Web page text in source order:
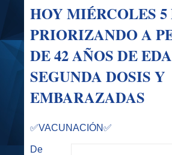
HOY MIÉRCOLES 5
PRIORIZANDO A
DE 42 AÑOS DE
SEGUNDA DOSIS Y
EMBARAZADAS
✅VACUNACIÓN✅
De